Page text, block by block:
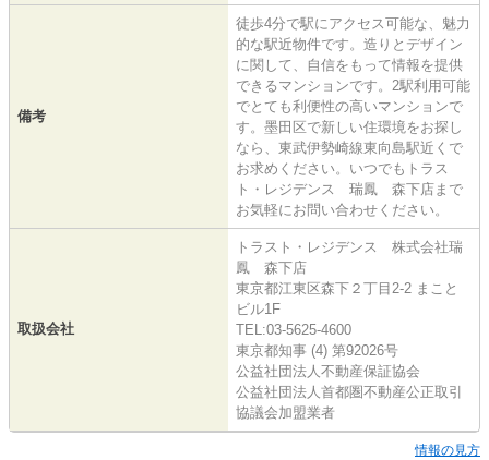
備考
徒歩4分で駅にアクセス可能な、魅力
的な駅近物件です。造りとデザイン
に関して、自信をもって情報を提供
できるマンションです。2駅利用可能
でとても利便性の高いマンションで
す。墨田区で新しい住環境をお探し
なら、東武伊勢崎線東向島駅近くで
お求めください。いつでもトラス
ト・レジデンス 瑞鳳 森下店まで
お気軽にお問い合わせください。
取扱会社
トラスト・レジデンス 株式会社瑞
鳳 森下店
東京都江東区森下２丁目2-2 まこと
ビル1F
TEL:03-5625-4600
東京都知事 (4) 第92026号
公益社団法人不動産保証協会
公益社団法人首都圏不動産公正取引
協議会加盟業者
情報の見方